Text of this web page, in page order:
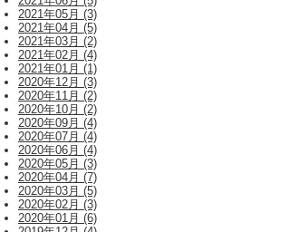
2021年05月 (3)
2021年04月 (5)
2021年03月 (2)
2021年02月 (4)
2021年01月 (1)
2020年12月 (3)
2020年11月 (2)
2020年10月 (2)
2020年09月 (4)
2020年07月 (4)
2020年06月 (4)
2020年05月 (3)
2020年04月 (7)
2020年03月 (5)
2020年02月 (3)
2020年01月 (6)